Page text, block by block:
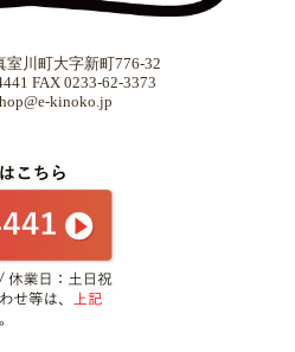
室川町大字新町776-32
FAX 0233-62-3373
kinoko.jp